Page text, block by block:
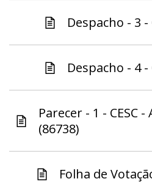
Despacho - 3 -
Despacho - 4 -
Parecer - 1 - CESC
(86738)
Folha de